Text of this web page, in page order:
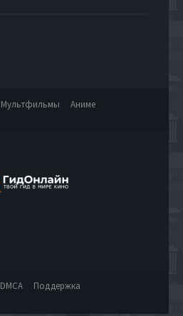
Мультфильмы
Аниме
DMCA
Поддержка